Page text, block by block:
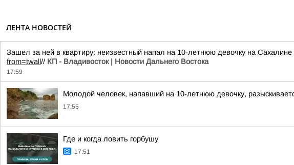
ЛЕНТА НОВОСТЕЙ
Зашел за ней в квартиру: неизвестный напал на 10-летнюю девочку на
from=twall// КП - Владивосток | Новости Дальнего Востока
17:59
Молодой человек, напавший на 10-летнюю девочку,
17:55
Где и когда ловить горбушу
17:51